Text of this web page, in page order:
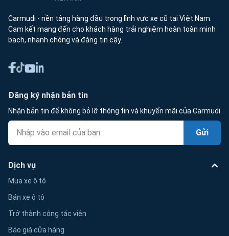
Carmudi - nền tảng hàng đầu trong lĩnh vực xe cũ tại Việt Nam.
Cam kết mang đến cho khách hàng trải nghiệm hoàn toàn minh
bạch, nhanh chóng và đáng tin cậy.
Đăng ký nhận bản tin
Nhận bản tin để không bỏ lỡ thông tin và khuyến mãi của Carmudi
Gửi
Dịch vụ
Mua xe ô tô
Bán xe ô tô
Trở thành cộng tác viên
Báo giá cửa hàng